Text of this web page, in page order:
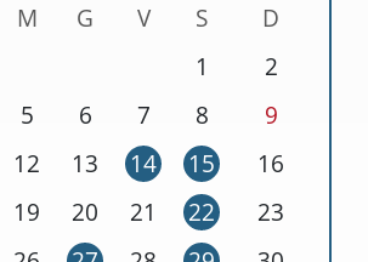
M G V S
D
1
2
5 6 7 8
9
12 13 14 15
16
19 20 21 22
23